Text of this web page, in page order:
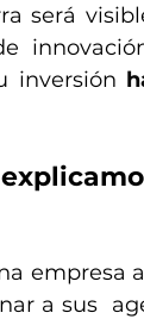
será
inversión
empresa
a sus